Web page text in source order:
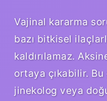
Vajinal kararma
bazı bitkisel
kaldırılamaz.
ortaya çıkabilir.
jinekolog veya